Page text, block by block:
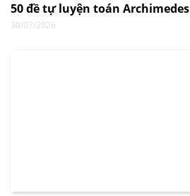
50 đề tự luyện toán Archimedes
30/07/2026